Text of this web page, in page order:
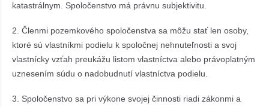
katastrálnym. Spoločenstvo má právnu subjektivitu.
2. Členmi pozemkového spoločenstva sa môžu stať len osoby,
ktoré sú vlastníkmi podielu k spoločnej nehnuteľnosti a svoj
vlastnícky vzťah preukážu listom vlastníctva alebo právoplatným
uznesením súdu o nadobudnutí vlastníctva podielu.
3. Spoločenstvo sa pri výkone svojej činnosti riadi zákonmi a